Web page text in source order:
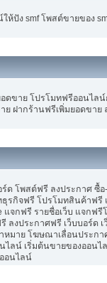
ห้ปัง smf โพสต์ขายของ
ดขาย โปรโมทฟรีออนไล
ฝากร้านฟรีเพิ่มยอดขาย
ด โพสต์ฟรี ลงประกาศ ซื้
รกิจฟรี โปรโมทสินค้าฟรี
จกฟรี รายชื่อเว็บ แจกฟรี
ลงประกาศฟรี เว็บบอร์ด
หมาย โฆษณาเลื่อนประก
ลน์ เริ่มต้นขายของออนไ
อนไลน์